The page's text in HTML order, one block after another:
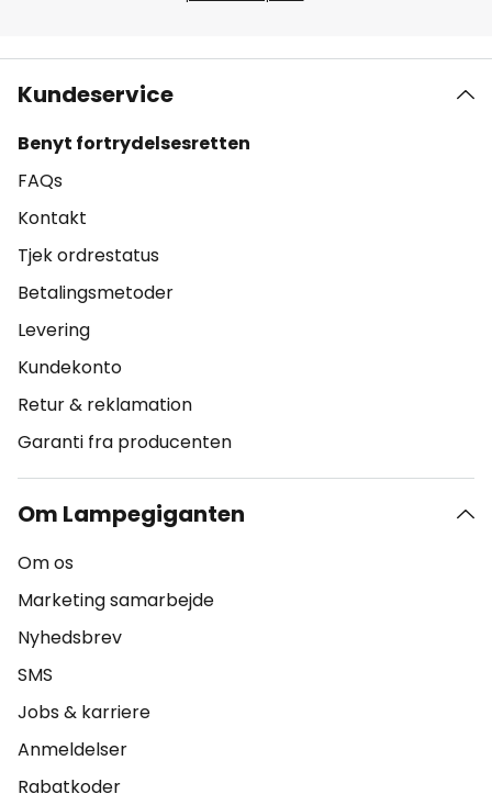
Kundeservice
Benyt fortrydelsesretten
FAQs
Kontakt
Tjek ordrestatus
Betalingsmetoder
Levering
Kundekonto
Retur & reklamation
Garanti fra producenten
Om Lampegiganten
Om os
Marketing samarbejde
Nyhedsbrev
SMS
Jobs & karriere
Anmeldelser
Rabatkoder